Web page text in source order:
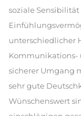
soziale
unterschiedlicher
Kommunikations-
sicherer Umgang
sehr gute
Wünschenswert